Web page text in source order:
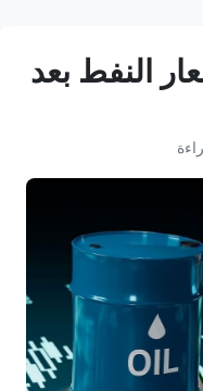
النفط بعد